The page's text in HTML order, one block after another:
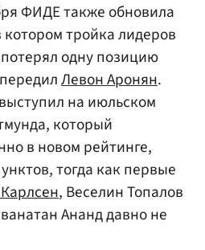
ФИДЕ также обновила
тройка лидеров
одну позицию
Левон Аронян.
на июльском
который
в новом рейтинге,
тогда как первые
, Веселин Топалов
Ананд давно не